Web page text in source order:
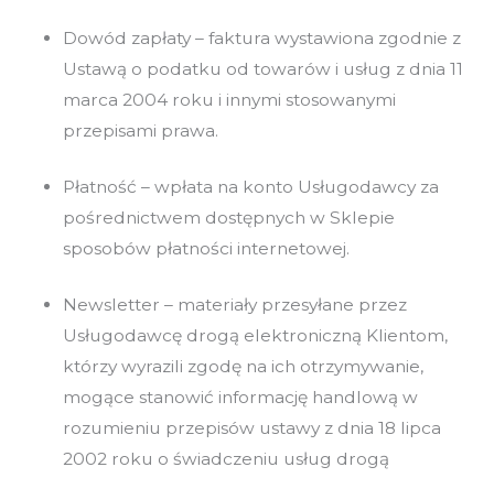
Dowód zapłaty – faktura wystawiona zgodnie z
Ustawą o podatku od towarów i usług z dnia 11
marca 2004 roku i innymi stosowanymi
przepisami prawa.
Płatność – wpłata na konto Usługodawcy za
pośrednictwem dostępnych w Sklepie
sposobów płatności internetowej.
Newsletter – materiały przesyłane przez
Usługodawcę drogą elektroniczną Klientom,
którzy wyrazili zgodę na ich otrzymywanie,
mogące stanowić informację handlową w
rozumieniu przepisów ustawy z dnia 18 lipca
2002 roku o świadczeniu usług drogą